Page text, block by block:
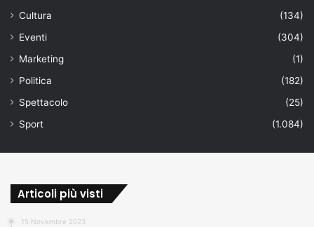
Cultura
(134)
Eventi
(304)
Marketing
(1)
Politica
(182)
Spettacolo
(25)
Sport
(1.084)
Articoli più visti
15 Novembre 2023